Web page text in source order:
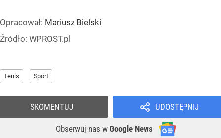
Opracował: Mariusz Bielski
Źródło: WPROST.pl
Tenis Sport
UDOSTĘPNIJ
Obserwuj nas w Google News
SKOMENTUJ